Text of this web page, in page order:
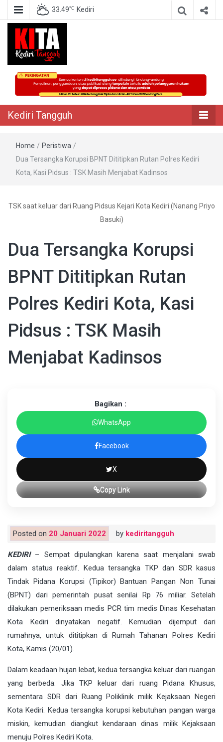
33.49℃ Kediri
Kediri Tangguh
Berita Akurat Terpercaya
Kediri Tangguh
Home / Peristiwa /
Dua Tersangka Korupsi BPNT Dititipkan Rutan Polres Kediri
Kota, Kasi Pidsus : TSK Masih Menjabat Kadinsos
TSK saat keluar dari Ruang Pidsus Kejari Kota Kediri (Nanang Priyo
Basuki)
Dua Tersangka Korupsi
BPNT Dititipkan Rutan
Polres Kediri Kota, Kasi
Pidsus : TSK Masih
Menjabat Kadinsos
Bagikan :
WhatsApp
Facebook
X
Copy Link
Posted on 20 Januari 2022 by kediritangguh
KEDIRI– Sempat dipulangkan karena saat menjalani swab
dalam status reaktif. Kedua tersangka TKP dan SDR kasus
Tindak Pidana Korupsi (Tipikor) Bantuan Pangan Non Tunai
(BPNT) dari pemerintah pusat senilai Rp 76 miliar. Setelah
dilakukan pemeriksaan medis PCR tim medis Dinas Kesehatan
Kota Kediri dinyatakan negatif. Kemudian dijemput dari
rumahnya, untuk dititipkan di Rumah Tahanan Polres Kediri
Kota, Kamis (20/01).
Dalam keadaan hujan lebat, kedua tersangka keluar dari ruangan
yang berbeda. Jika TKP keluar dari ruang Pidana Khusus,
sementara SDR dari Ruang Poliklinik milik Kejaksaan Negeri
Kota Kediri. Kedua tersangka korupsi kebutuhan pangan warga
miskin, kemudian diangkut kendaraan dinas milik Kejaksaan
menuju Polres Kediri Kota.